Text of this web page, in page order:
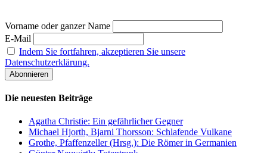
Vorname oder ganzer Name
E-Mail
Indem Sie fortfahren, akzeptieren Sie unsere
Datenschutzerklärung.
Die neuesten Beiträge
Agatha Christie: Ein gefährlicher Gegner
Michael Hjorth, Bjarni Thorsson: Schlafende Vulkane
Grothe, Pfaffenzeller (Hrsg.): Die Römer in Germanien